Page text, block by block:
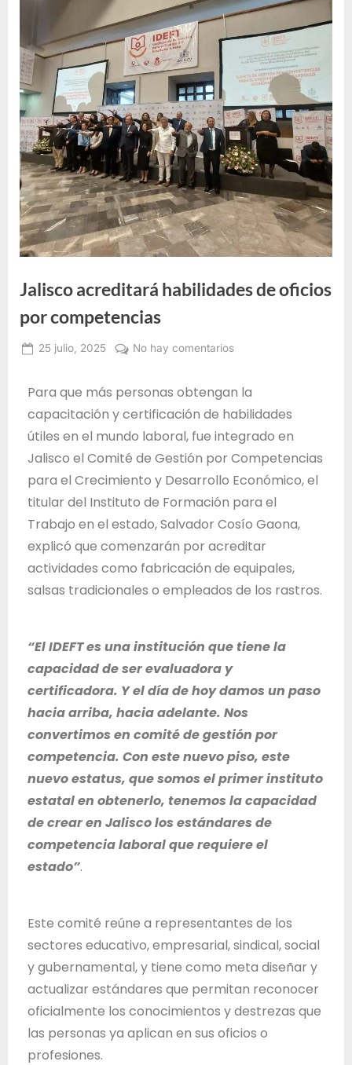
e
F
o
r
m
a
c
i
ó
n
p
a
a
d
o
d
e
J
a
l
i
s
Jalisco acreditará habilidades de oficios
por competencias
25 julio, 2025
No hay comentarios
Para que más personas obtengan la
capacitación y certificación de habilidades
útiles en el mundo laboral, fue integrado en
Jalisco el Comité de Gestión por Competencias
para el Crecimiento y Desarrollo Económico, el
titular del Instituto de Formación para el
Trabajo en el estado, Salvador Cosío Gaona,
explicó que comenzarán por acreditar
actividades como fabricación de equipales,
salsas tradicionales o empleados de los rastros.
“El IDEFT es una institución que tiene la
capacidad de ser evaluadora y
certificadora. Y el día de hoy damos un paso
hacia arriba, hacia adelante. Nos
convertimos en comité de gestión por
competencia. Con este nuevo piso, este
nuevo estatus, que somos el primer instituto
estatal en obtenerlo, tenemos la capacidad
de crear en Jalisco los estándares de
competencia laboral que requiere el
estado”.
Este comité reúne a representantes de los
sectores educativo, empresarial, sindical, social
y gubernamental, y tiene como meta diseñar y
actualizar estándares que permitan reconocer
oficialmente los conocimientos y destrezas que
las personas ya aplican en sus oficios o
profesiones.